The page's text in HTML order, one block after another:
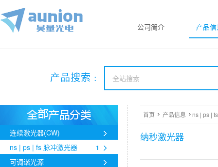
公司简介 产品信
产品搜索 :
连续激光器(CW)
ns | ps | fs 脉冲激光器
1
可调谐光源
首页 产品信息 ns | ps |
纳秒激光器